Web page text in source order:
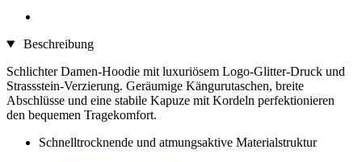
Beschreibung
Schlichter Damen-Hoodie mit luxuriösem Logo-Glitter-Druck und
Strassstein-Verzierung. Geräumige Kängurutaschen, breite
Abschlüsse und eine stabile Kapuze mit Kordeln perfektionieren
den bequemen Tragekomfort.
Schnelltrocknende und atmungsaktive Materialstruktur